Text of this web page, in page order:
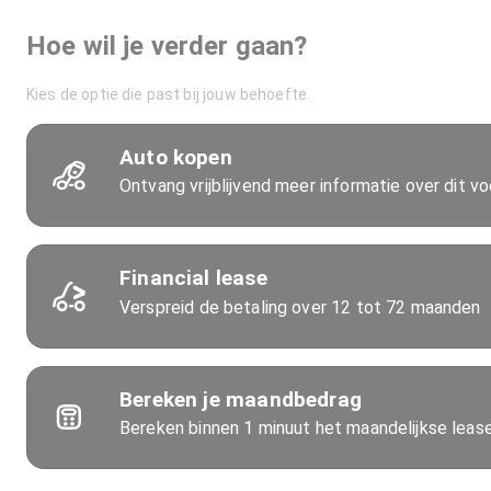
Hoe wil je verder gaan?
Kies de optie die past bij jouw behoefte.
Auto kopen
Ontvang vrijblijvend meer informatie over dit
Financial lease
Verspreid de betaling over 12 tot 72 maanden
Bereken je maandbedrag
Bereken binnen 1 minuut het maandelijkse